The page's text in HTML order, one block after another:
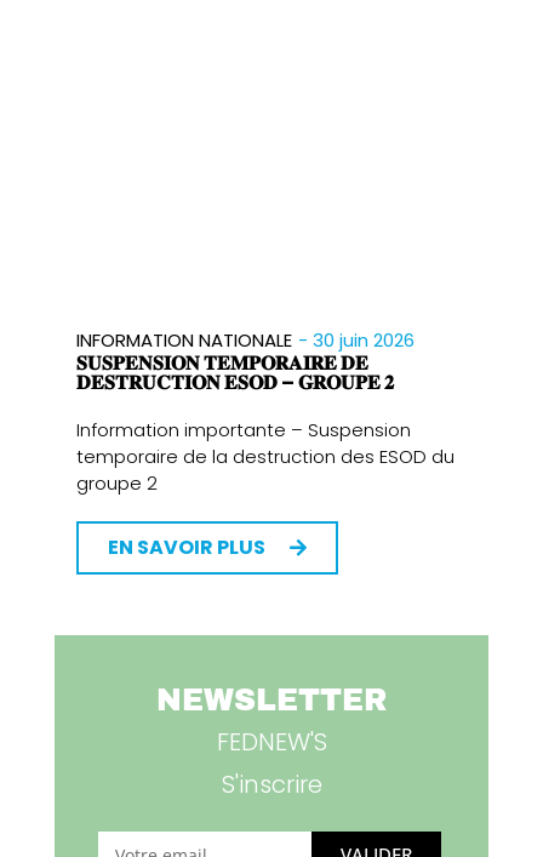
INFORMATION NATIONALE - 30 juin 2026
𝐒𝐔𝐒𝐏𝐄𝐍𝐒𝐈𝐎𝐍 𝐓𝐄𝐌𝐏𝐎𝐑𝐀𝐈𝐑𝐄 𝐃𝐄
𝐃𝐄𝐒𝐓𝐑𝐔𝐂𝐓𝐈𝐎𝐍 𝐄𝐒𝐎𝐃 – 𝐆𝐑𝐎𝐔𝐏𝐄 𝟐
Information importante – Suspension
temporaire de la destruction des ESOD du
groupe 2
EN SAVOIR PLUS
NEWSLETTER
FEDNEW'S
S'inscrire